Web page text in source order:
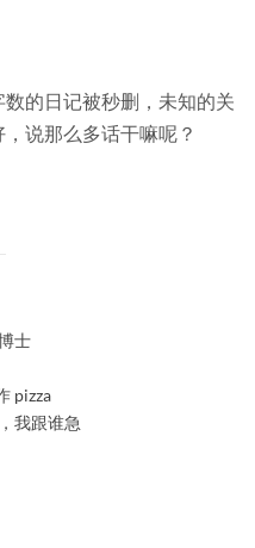
的日记被秒删，未知的关
说那么多话干嘛呢？
士
pizza
我跟谁急